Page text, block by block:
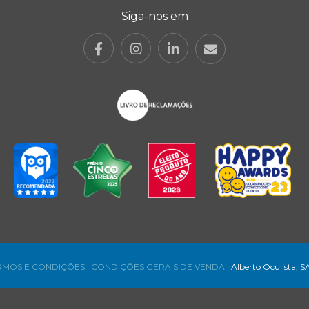
Siga-nos em
E CONDIÇÕES l CONDIÇÕES GERAIS DE VENDA | Alberto Oculista,